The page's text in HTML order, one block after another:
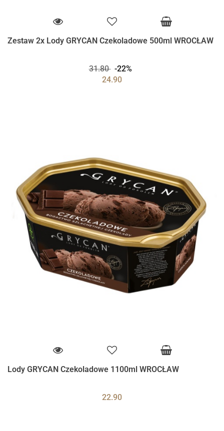
Zestaw 2x Lody GRYCAN Czekoladowe 500ml WROCŁAW
31.80
-22%
24.90
Lody GRYCAN Czekoladowe 1100ml WROCŁAW
22.90